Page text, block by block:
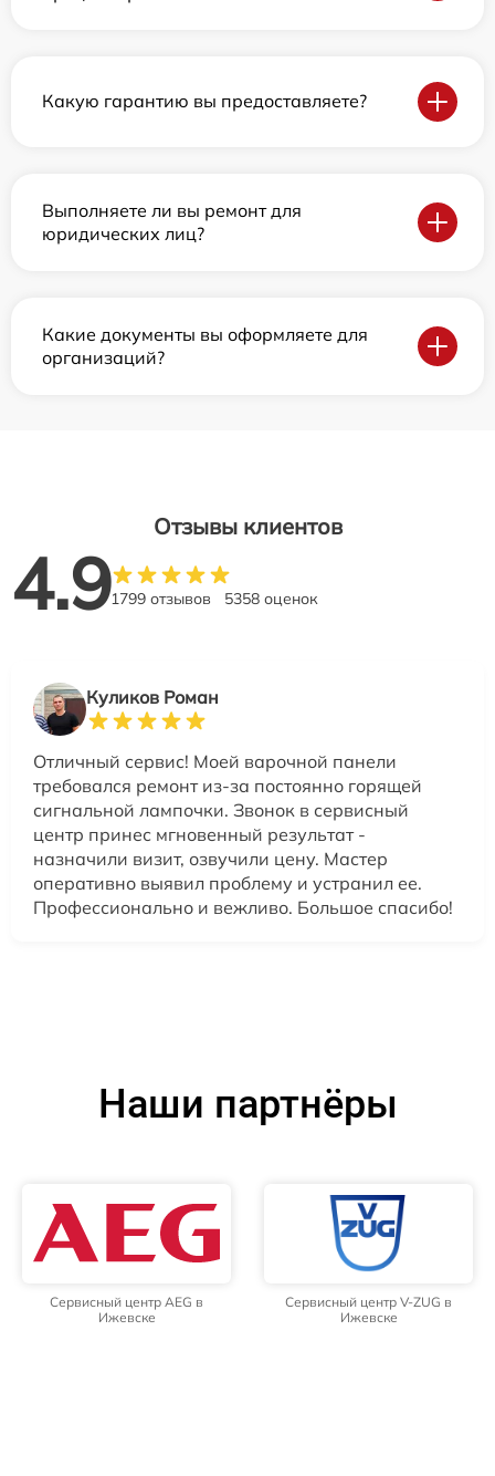
Какую гарантию вы предоставляете?
Выполняете ли вы ремонт для
юридических лиц?
Какие документы вы оформляете для
организаций?
Отзывы клиентов
4.91799 отзывов 5358 оценок
Куликов Роман
Отличный сервис! Моей варочной панели
требовался ремонт из-за постоянно горящей
сигнальной лампочки. Звонок в сервисный
центр принес мгновенный результат -
назначили визит, озвучили цену. Мастер
оперативно выявил проблему и устранил ее.
Профессионально и вежливо. Большое спасибо!
Наши партнёры
Сервисный центр AEG в
Ижевске
Сервисный центр V-ZUG в
Ижевске